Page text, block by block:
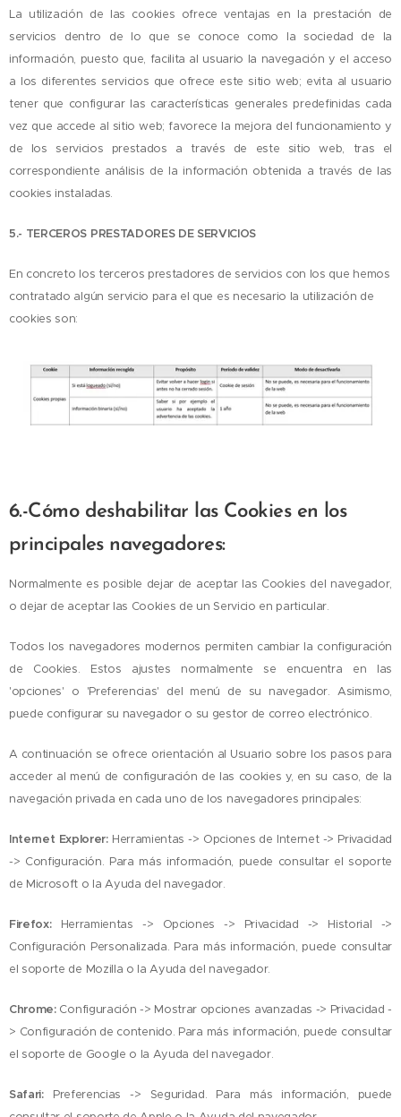
La utilización de las cookies ofrece ventajas en la prestación de
servicios dentro de lo que se conoce como la sociedad de la
información, puesto que, facilita al usuario la navegación y el acceso
a los diferentes servicios que ofrece este sitio web; evita al usuario
tener que configurar las características generales predefinidas cada
vez que accede al sitio web; favorece la mejora del funcionamiento y
de los servicios prestados a través de este sitio web, tras el
correspondiente análisis de la información obtenida a través de las
cookies instaladas.
5.- TERCEROS PRESTADORES DE SERVICIOS
En concreto los terceros prestadores de servicios con los que hemos
contratado algún servicio para el que es necesario la utilización de
cookies son:
6.-Cómo deshabilitar las Cookies en los
principales navegadores:
Normalmente es posible dejar de aceptar las Cookies del navegador,
o dejar de aceptar las Cookies de un Servicio en particular.
Todos los navegadores modernos permiten cambiar la configuración
de Cookies. Estos ajustes normalmente se encuentra en las
'opciones' o 'Preferencias' del menú de su navegador. Asimismo,
puede configurar su navegador o su gestor de correo electrónico.
A continuación se ofrece orientación al Usuario sobre los pasos para
acceder al menú de configuración de las cookies y, en su caso, de la
navegación privada en cada uno de los navegadores principales:
Internet Explorer:Herramientas -> Opciones de Internet -> Privacidad
-> Configuración. Para más información, puede consultar el soporte
de Microsoft o la Ayuda del navegador.
Firefox:Herramientas -> Opciones -> Privacidad -> Historial ->
Configuración Personalizada. Para más información, puede consultar
el soporte de Mozilla o la Ayuda del navegador.
Chrome:Configuración -> Mostrar opciones avanzadas -> Privacidad -
> Configuración de contenido. Para más información, puede consultar
el soporte de Google o la Ayuda del navegador.
Safari:Preferencias -> Seguridad. Para más información, puede